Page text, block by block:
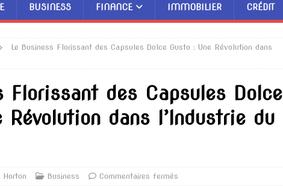
BUSINESS FINANCE IMMOBILIER CRÉDIT
Le Business Florissant des Capsules Dolce Gusto : Une Révolution dans
Florissant des Capsules Dolce
Révolution dans l’Industrie du
Horton Business Commentaires fermés